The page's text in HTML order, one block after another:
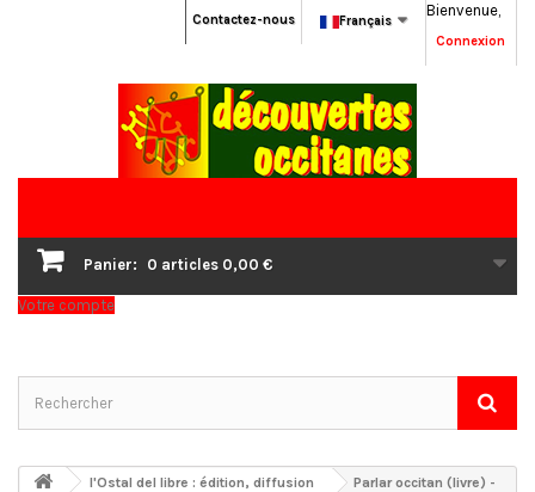
Bienvenue,
Connexion
Français
Contactez-nous
Panier: 0 articles 0,00 €
Votre compte
l'Ostal del libre : édition, diffusion
Parlar occitan (livre) -